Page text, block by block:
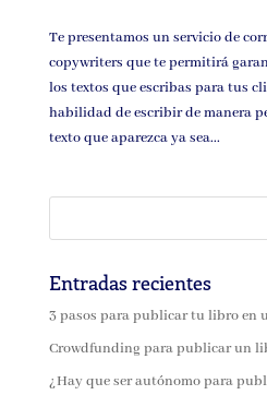
Te presentamos un servicio de
copywriters que te permitirá
los textos que escribas para tus
habilidad de escribir de manera
texto que aparezca ya sea...
Entradas recientes
3 pasos para publicar tu libro en
Crowdfunding para publicar un
¿Hay que ser autónomo para